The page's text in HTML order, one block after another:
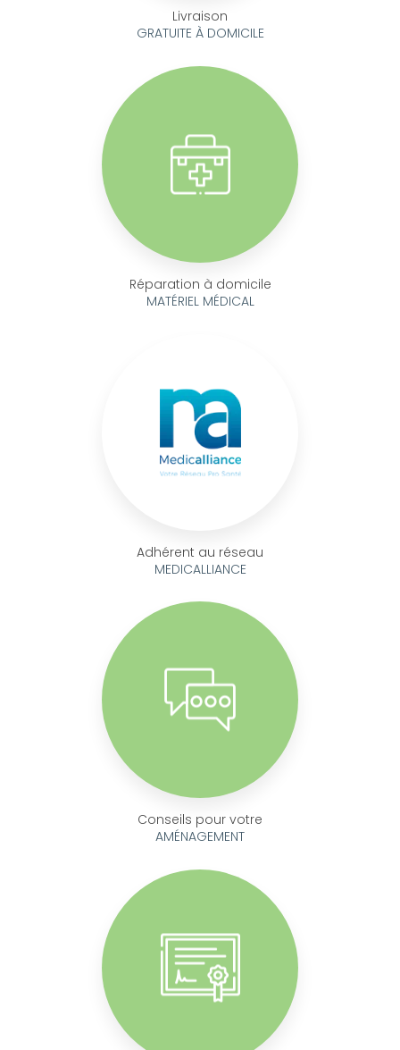
Livraison
GRATUITE À DOMICILE
Réparation à domicile
MATÉRIEL MÉDICAL
Adhérent au réseau
MEDICALLIANCE
Conseils pour votre
AMÉNAGEMENT